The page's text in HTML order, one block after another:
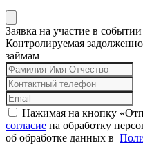
Заявка на участие в событии
Контролируемая
займам
Нажимая на кнопку
согласие на обработку
об обработке данных в